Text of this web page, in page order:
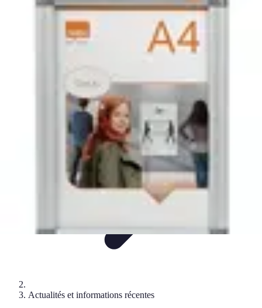
Nouvelles Express
BusinessFinance Divertissement
Actualités et informations récentes